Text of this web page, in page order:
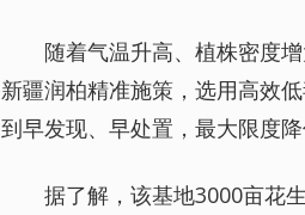
随着气温升高、植株密度
新疆润柏精准施策，选用高效
到早发现、早处置，最大限度
据了解，该基地3000亩花